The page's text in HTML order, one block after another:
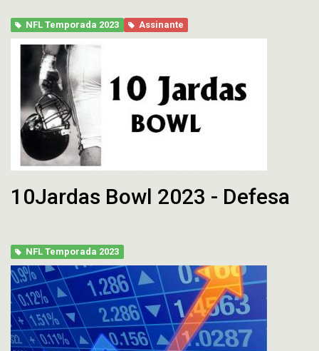
NFL Temporada 2023 Assinante
10Jardas Bowl 2023 - Defesa
NFL Temporada 2023